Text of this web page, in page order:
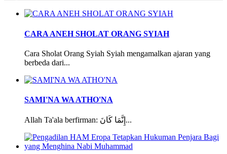
CARA ANEH SHOLAT ORANG SYIAH
Cara Sholat Orang Syiah Syiah mengamalkan ajaran yang
berbeda dari...
SAMI'NA WA ATHO'NA
Allah Ta'ala berfirman: إِنَّمَا كَانَ...